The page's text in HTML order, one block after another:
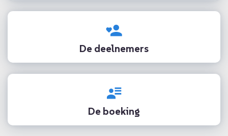
De deelnemers
De boeking